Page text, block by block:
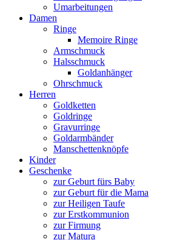
Umarbeitungen
Damen
Ringe
Memoire Ringe
Armschmuck
Halsschmuck
Goldanhänger
Ohrschmuck
Herren
Goldketten
Goldringe
Gravurringe
Goldarmbänder
Manschettenknöpfe
Kinder
Geschenke
zur Geburt fürs Baby
zur Geburt für die Mama
zur Heiligen Taufe
zur Erstkommunion
zur Firmung
zur Matura